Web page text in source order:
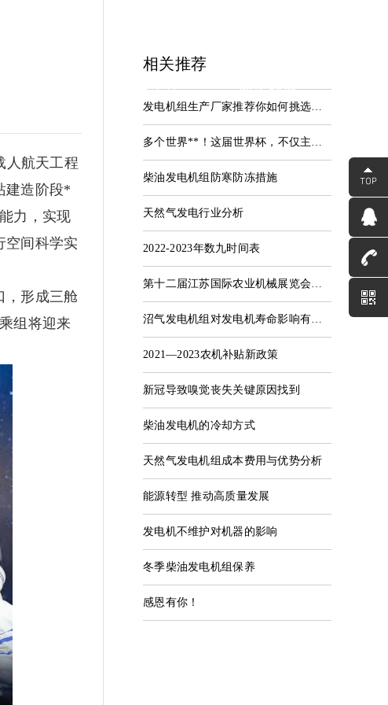
服务支持
服务中心
联系我们
联系河海
人航天工程
建造阶段*
力，实现
空间科学实
，形成三舱
组将迎来
相关推荐
发电机组生产厂家推荐你如何挑选沼气发电机组？
多个世界**！这届世界杯，不仅主场馆，还有这些都是中国造！
柴油发电机组防寒防冻措施
天然气发电行业分析
2022-2023年数九时间表
第十二届江苏国际农业机械展览会启动和部署会在宁召开
沼气发电机组对发电机寿命影响有哪些因素？
2021—2023农机补贴新政策
新冠导致嗅觉丧失关键原因找到
柴油发电机的冷却方式
天然气发电机组成本费用与优势分析
能源转型 推动高质量发展
发电机不维护对机器的影响
冬季柴油发电机组保养
感恩有你！